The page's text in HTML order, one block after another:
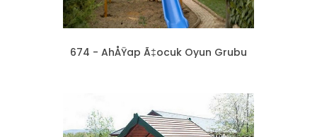
674 - AhÅŸap Ã‡ocuk Oyun Grubu